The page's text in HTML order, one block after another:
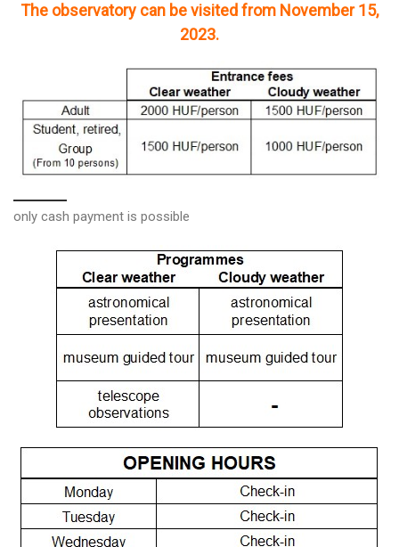
The observatory can be visited from November 15,
2023.
only cash payment is possible